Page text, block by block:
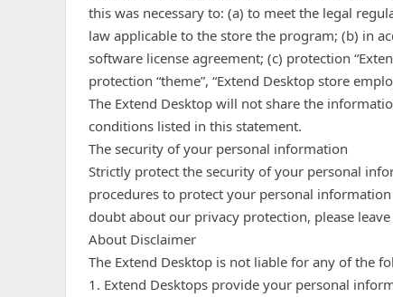
this was necessary to: (a) to meet the legal
law applicable to the store the program; (b) in
software license agreement; (c) protection
protection “theme”, “Extend Desktop store
The Extend Desktop will not share the
conditions listed in this statement.
The security of your personal information
Strictly protect the security of your personal
procedures to protect your personal
doubt about our privacy protection, please
About Disclaimer
The Extend Desktop is not liable for any of the
1. Extend Desktops provide your personal